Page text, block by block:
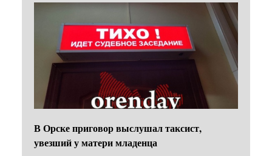
В Орске приговор выслушал таксист,
увезший у матери младенца